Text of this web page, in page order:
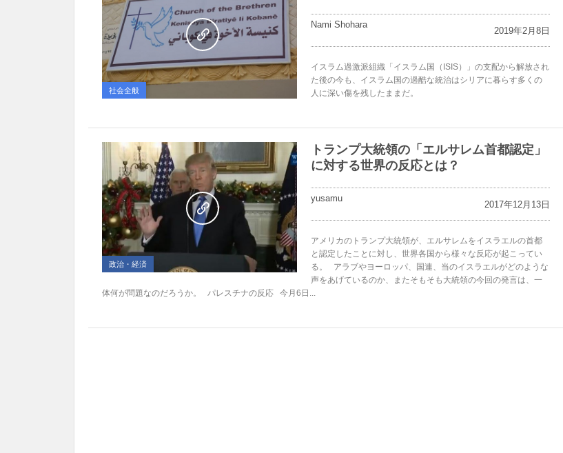
社会全般
Nami Shohara
2019年2月8日
イスラム過激派組織「イスラム国（ISIS）」の支配から解放され
た後の今も、イスラム国の過酷な統治はシリアに暮らす多くの
人に深い傷を残したままだ。
政治・経済
トランプ大統領の「エルサレム首都認定」
に対する世界の反応とは？
yusamu
2017年12月13日
アメリカのトランプ大統領が、エルサレムをイスラエルの首都
と認定したことに対し、世界各国から様々な反応が起こってい
る。 アラブやヨーロッパ、国連、当のイスラエルがどのような
声をあげているのか、またそもそも大統領の今回の発言は、一
体何が問題なのだろうか。 パレスチナの反応 今月6日...